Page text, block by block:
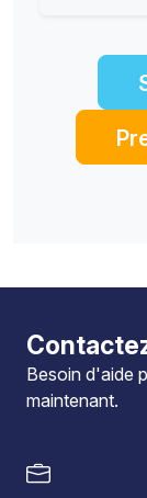
Besoin d'aide
maintenant.